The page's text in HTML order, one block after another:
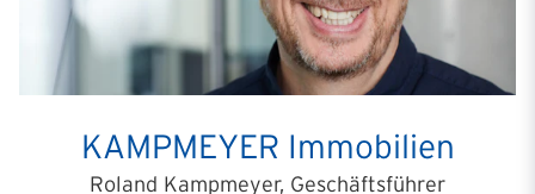
KAMPMEYER Immobilien
Roland Kampmeyer, Geschäftsführer